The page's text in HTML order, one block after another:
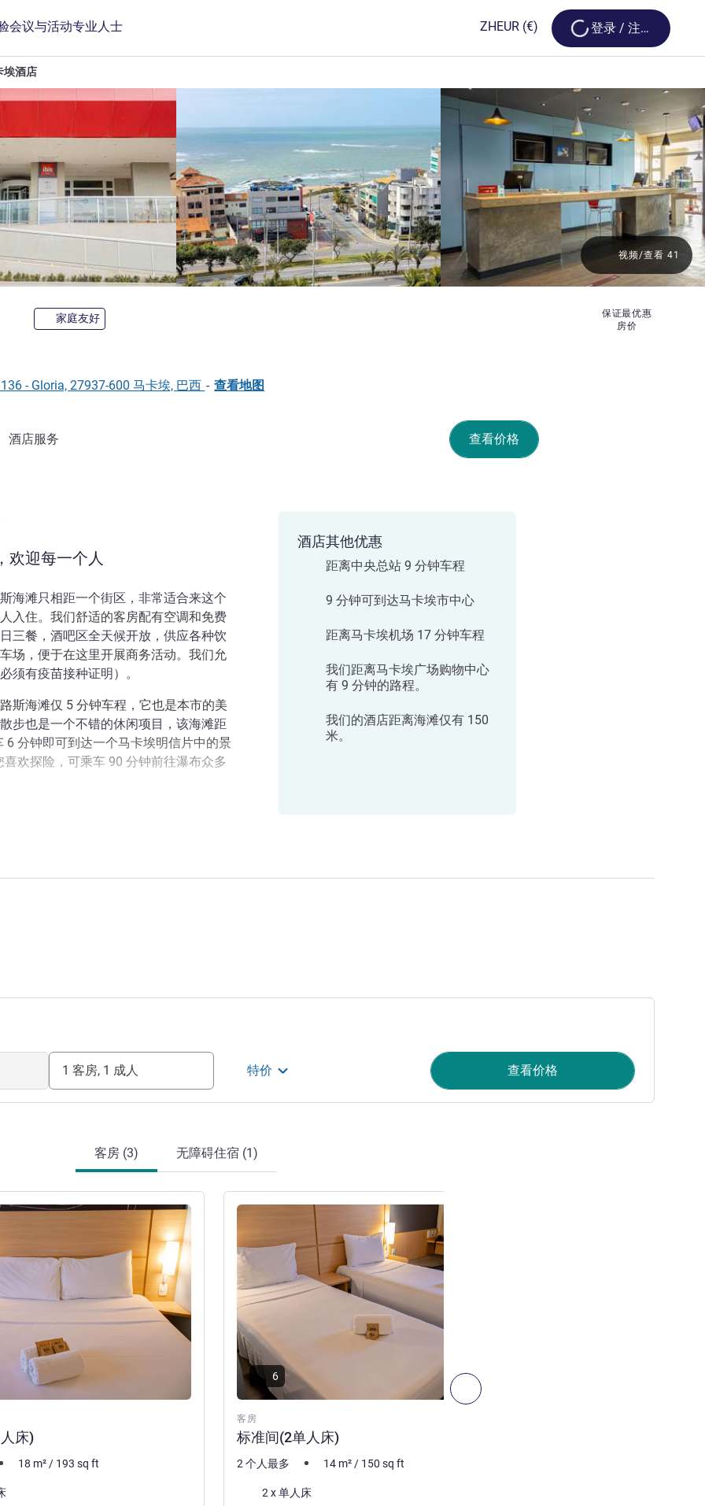
会议与活动专业人士 ZHEUR (€) Loading...
登录 / 注册
埃酒店
星 家庭友好
保证最优惠
房价
视频/查看 41
- Gloria, 27937-600 马卡埃, 巴西 - 查看地图
查看价格
酒店服务
欢迎每一个人
海滩只相距一个街区，非常适合来这个
入住。我们舒适的客房配有空调和免费
三餐，酒吧区全天候开放，供应各种饮
场，便于在这里开展商务活动。我们允
须有疫苗接种证明）。
斯海滩仅 5 分钟车程，它也是本市的美
步也是一个不错的休闲项目，该海滩距
6 分钟即可到达一个马卡埃明信片中的景
欢探险，可乘车 90 分钟前往瀑布众多
酒店其他优惠
距离中央总站 9 分钟车程
9 分钟可到达马卡埃市中心
距离马卡埃机场 17 分钟车程
我们距离马卡埃广场购物中心
有 9 分钟的路程。
我们的酒店距离海滩仅有 150
米。
1 客房, 1 成人 特价 查看价格
客房 (3) 无障碍住宿 (1)
下一个 - 客房
床)
18 m² / 193 sq ft
客房
标准间(2单人床)
请参阅详情
6
2 个人最多 14 m² / 150 sq ft
床上用品2 x 单人床